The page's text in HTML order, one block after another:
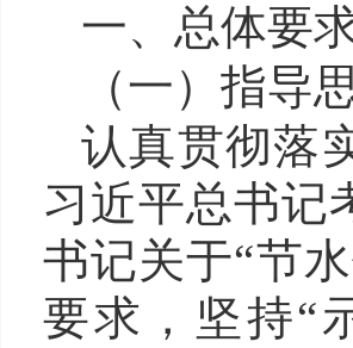
一、总体要
（一）指导
认真贯彻落
习近平总书记
书记关于“节
要求，坚持“